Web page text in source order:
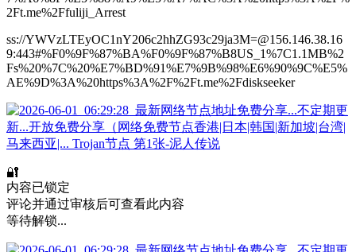
2Ft.me%2Ffuliji_Arrest
ss://YWVzLTEyOC1nY206c2hhZG93c29ja3M=@156.146.38.16
9:443#%F0%9F%87%BA%F0%9F%87%B8US_1%7C1.1MB%2
Fs%20%7C%20%E7%BD%91%E7%9B%98%E6%90%9C%E5%
AE%9D%3A%20https%3A%2F%2Ft.me%2Fdiskseeker
🔐
内容已锁定
评论并通过审核后可查看此内容
等待解锁...